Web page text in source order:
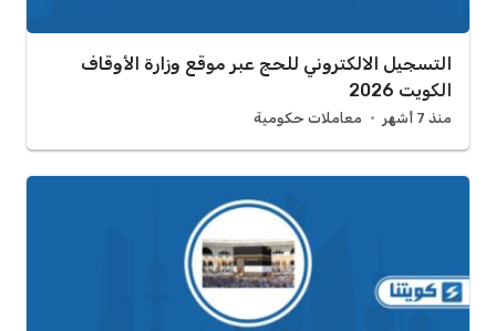
التسجيل الالكتروني للحج عبر موقع وزارة الأوقاف
الكويت 2026
منذ 7 أشهر معاملات حكومية